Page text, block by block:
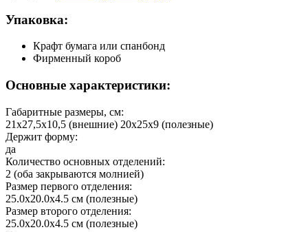
Упаковка:
Крафт бумага или спанбонд
Фирменный короб
Основные характеристики:
Габаритные размеры, см:
21х27,5х10,5 (внешние) 20х25х9 (полезные)
Держит форму:
да
Количество основных отделений:
2 (оба закрываются молнией)
Размер первого отделения:
25.0х20.0х4.5 см (полезные)
Размер второго отделения:
25.0х20.0х4.5 см (полезные)